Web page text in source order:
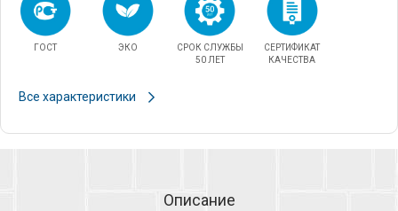
ГОСТ ЭКО
СРОК СЛУЖБЫ
50 ЛЕТ
СЕРТИФИКАТ
КАЧЕСТВА
Все характеристики
Описание